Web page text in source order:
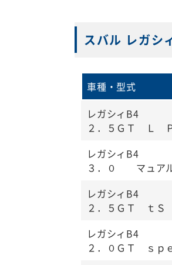
スバル レガシ
車種・型式
レガシィB4
２．５ＧＴ Ｌ
レガシィB4
３．０ マュア
レガシィB4
２．５ＧＴ ｔＳ
レガシィB4
２．０ＧＴ ｓｐ